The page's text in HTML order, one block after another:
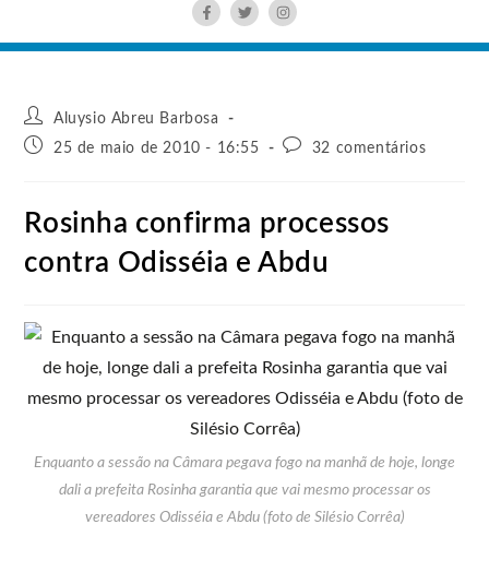
Aluysio Abreu Barbosa
25 de maio de 2010 - 16:55
32 comentários
Rosinha confirma processos
contra Odisséia e Abdu
Enquanto a sessão na Câmara pegava fogo na manhã de hoje, longe
dali a prefeita Rosinha garantia que vai mesmo processar os
vereadores Odisséia e Abdu (foto de Silésio Corrêa)